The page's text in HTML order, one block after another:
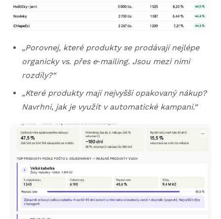
„Porovnej, které produkty se prodávají nejlépe
organicky vs. přes e‑mailing. Jsou mezi nimi
rozdíly?“
„Které produkty mají nejvyšší opakovaný nákup?
Navrhni, jak je využít v automatické kampani.“